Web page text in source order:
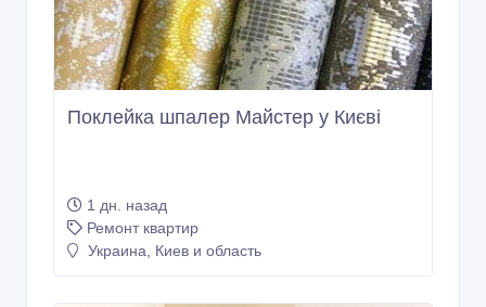
Поклейка шпалер Майстер у Києві
1 дн. назад
Ремонт квартир
Украина, Киев и область